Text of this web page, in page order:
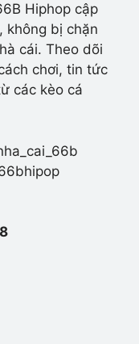
Hiphop cập
không bị chặn
cái. Theo dõi
chơi, tin tức
các kèo cá